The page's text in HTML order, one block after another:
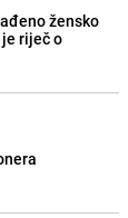
žensko
riječ o